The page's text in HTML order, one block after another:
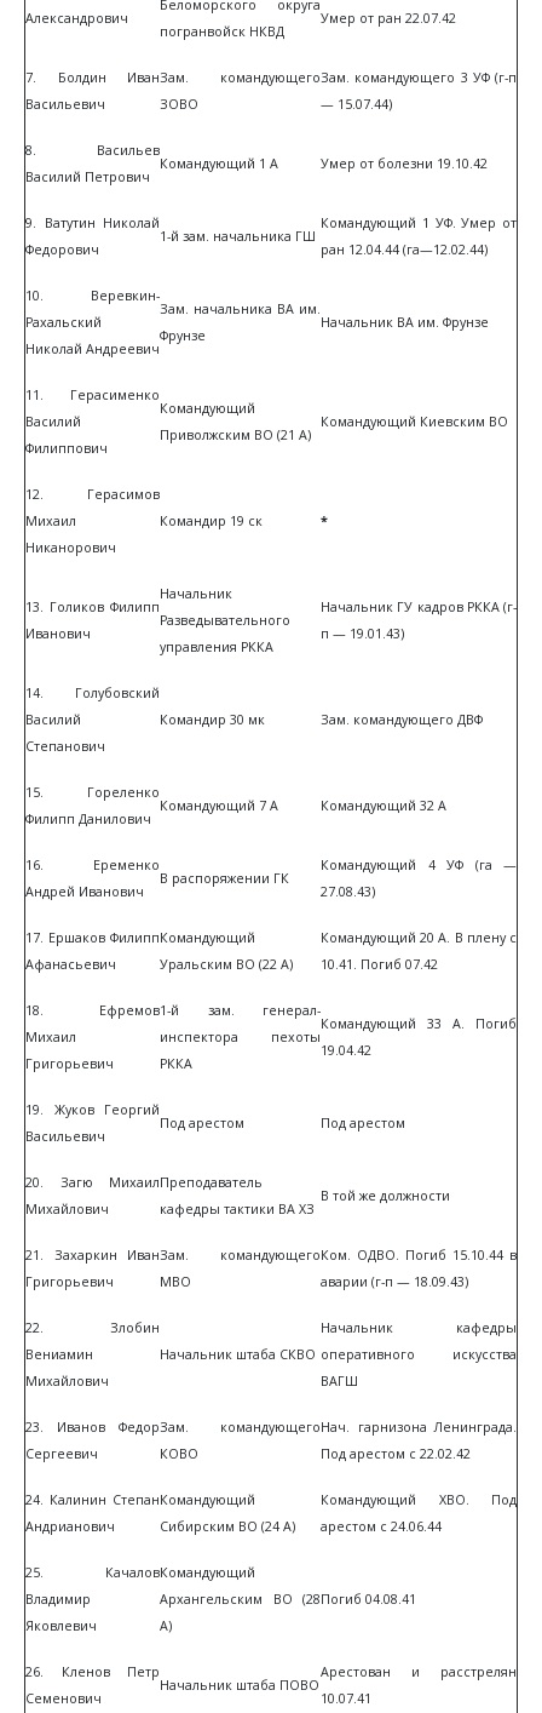
Александрович
Беломорского округа
погранвойск НКВД
Умер от ран 22.07.42
7. Болдин Иван
Васильевич
Зам. командующего
ЗОВО
Зам. командующего 3 УФ (г-п
— 15.07.44)
8. Васильев
Василий Петрович
Командующий 1 А Умер от болезни 19.10.42
9. Ватутин Николай
Федорович
1-й зам. начальника ГШ
Командующий 1 УФ. Умер от
ран 12.04.44 (га—12.02.44)
10. Веревкин-
Рахальский
Николай Андреевич
Зам. начальника ВА им.
Фрунзе
Начальник ВА им. Фрунзе
11. Герасименко
Василий
Филиппович
Командующий
Приволжским ВО (21 А)
Командующий Киевским ВО
12. Герасимов
Михаил
Никанорович
Командир 19 ск *
13. Голиков Филипп
Иванович
Начальник
Разведывательного
управления РККА
Начальник ГУ кадров РККА (г-
п — 19.01.43)
14. Голубовский
Василий
Степанович
Командир 30 мк Зам. командующего ДВФ
15. Гореленко
Филипп Данилович
Командующий 7 А Командующий 32 А
16. Еременко
Андрей Иванович
В распоряжении ГК
Командующий 4 УФ (га —
27.08.43)
17. Ершаков Филипп
Афанасьевич
Командующий
Уральским ВО (22 А)
Командующий 20 А. В плену с
10.41. Погиб 07.42
18. Ефремов
Михаил
Григорьевич
1-й зам. генерал-
инспектора пехоты
РККА
Командующий 33 А. Погиб
19.04.42
19. Жуков Георгий
Васильевич
Под арестом Под арестом
20. Загю Михаил
Михайлович
Преподаватель
кафедры тактики ВА ХЗ
В той же должности
21. Захаркин Иван
Григорьевич
Зам. командующего
МВО
Ком. ОДВО. Погиб 15.10.44 в
аварии (г-п — 18.09.43)
22. Злобин
Вениамин
Михайлович
Начальник штаба СКВО
Начальник кафедры
оперативного искусства
ВАГШ
23. Иванов Федор
Сергеевич
Зам. командующего
КОВО
Нач. гарнизона Ленинграда.
Под арестом с 22.02.42
24. Калинин Степан
Андрианович
Командующий
Сибирским ВО (24 А)
Командующий ХВО. Под
арестом с 24.06.44
25. Качалов
Владимир
Яковлевич
Командующий
Архангельским ВО (28
А)
Погиб 04.08.41
26. Кленов Петр
Семенович
Начальник штаба ПОВО
Арестован и расстрелян
10.07.41